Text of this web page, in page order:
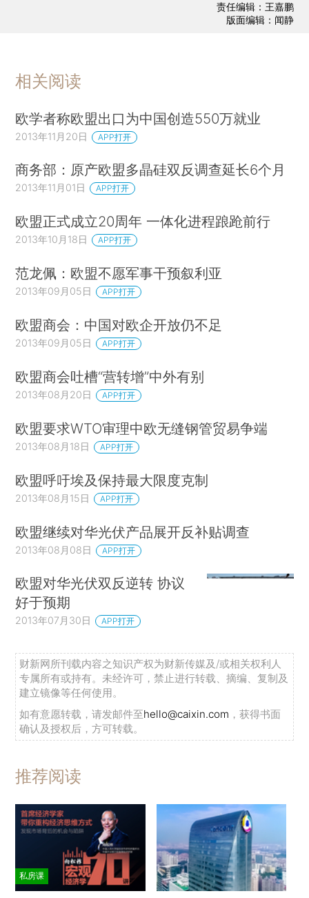
责任编辑：王嘉鹏
版面编辑：闻静
相关阅读
欧学者称欧盟出口为中国创造550万就业
2013年11月20日 APP打开
商务部：原产欧盟多晶硅双反调查延长6个月
2013年11月01日 APP打开
欧盟正式成立20周年 一体化进程踉跄前行
2013年10月18日 APP打开
范龙佩：欧盟不愿军事干预叙利亚
2013年09月05日 APP打开
欧盟商会：中国对欧企开放仍不足
2013年09月05日 APP打开
欧盟商会吐槽“营转增”中外有别
2013年08月20日 APP打开
欧盟要求WTO审理中欧无缝钢管贸易争端
2013年08月18日 APP打开
欧盟呼吁埃及保持最大限度克制
2013年08月15日 APP打开
欧盟继续对华光伏产品展开反补贴调查
2013年08月08日 APP打开
欧盟对华光伏双反逆转 协议
好于预期
2013年07月30日 APP打开
财新网所刊载内容之知识产权为财新传媒及/或相关权利人
专属所有或持有。未经许可，禁止进行转载、摘编、复制及
建立镜像等任何使用。
如有意愿转载，请发邮件至hello@caixin.com ，获得书面
确认及授权后，方可转载。
推荐阅读
私房课